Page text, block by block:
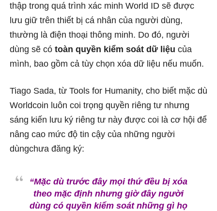
thập trong quá trình xác minh World ID sẽ được
lưu giữ trên thiết bị cá nhân của người dùng,
thường là điện thoại thông minh. Do đó, người
dùng sẽ có toàn quyền kiểm soát dữ liệu của
mình, bao gồm cả tùy chọn xóa dữ liệu nếu muốn.
Tiago Sada, từ Tools for Humanity, cho biết mặc dù
Worldcoin luôn coi trọng quyền riêng tư nhưng
sáng kiến ​​lưu ký riêng tư này được coi là cơ hội để
nâng cao mức độ tin cậy của những người
dùngchưa đăng ký:
“Mặc dù trước đây mọi thứ đều bị xóa
theo mặc định nhưng giờ đây người
dùng có quyền kiểm soát những gì họ